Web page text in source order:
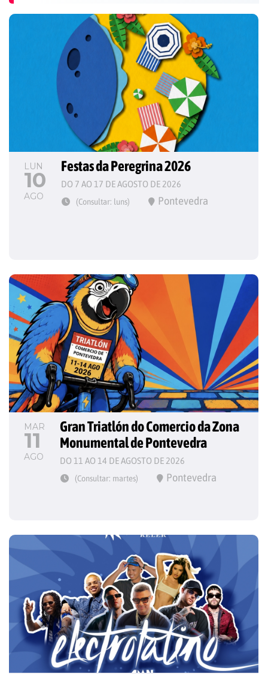
LUN
10
AGO
Festas da Peregrina 2026
DO 7 AO 17 DE AGOSTO DE 2026
(Consultar: luns) Pontevedra
MAR
11
AGO
Gran Triatlón do Comercio da Zona
Monumental de Pontevedra
DO 11 AO 14 DE AGOSTO DE 2026
(Consultar: martes) Pontevedra